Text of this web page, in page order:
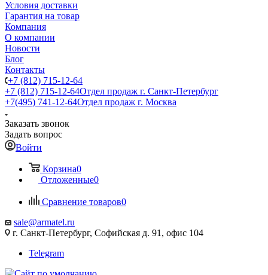
Условия доставки
Гарантия на товар
Компания
О компании
Новости
Блог
Контакты
+7 (812) 715-12-64
+7 (812) 715-12-64Отдел продаж г. Санкт-Петербург
+7(495) 741-12-64Отдел продаж г. Москва
Заказать звонок
Задать вопрос
Войти
Корзина0
Отложенные0
Сравнение товаров0
sale@armatel.ru
г. Санкт-Петербург, Софийская д. 91, офис 104
Telegram